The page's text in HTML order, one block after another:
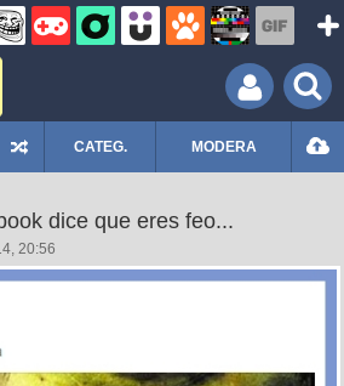
CATEG. MODERA
dice que eres feo...
20:56